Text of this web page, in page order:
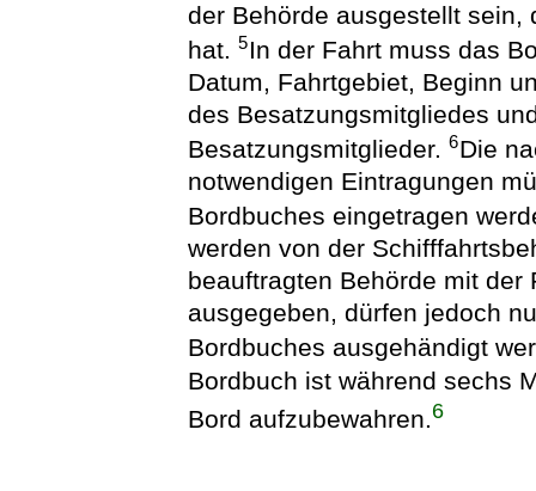
der Behörde ausgestellt
hat.5In der Fahrt muss das
Datum, Fahrtgebiet, Beginn
des Besatzungsmitgliedes
Besatzungsmitglieder.6Die
notwendigen Eintragungen
Bordbuches eingetragen
werden von der
beauftragten Behörde mit
ausgegeben, dürfen jedoch
Bordbuches ausgehändigt
Bordbuch ist während sechs
Bord aufzubewahren.6